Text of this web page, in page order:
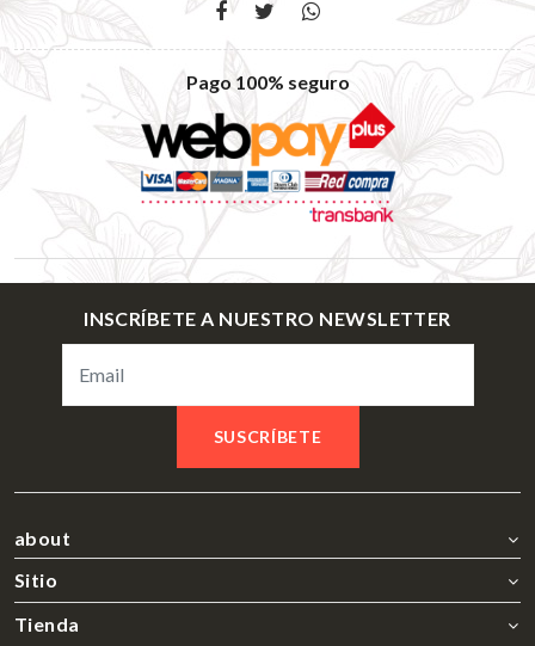
Pago 100% seguro
INSCRÍBETE A NUESTRO NEWSLETTER
SUSCRÍBETE
about
Sitio
Tienda